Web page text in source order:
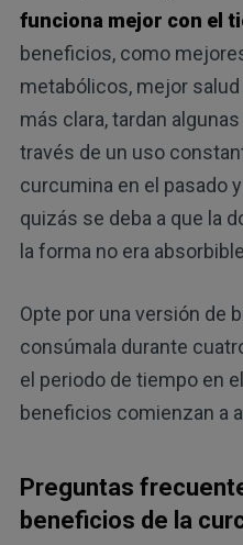
funciona mejor con el
beneficios, como
metabólicos, mejor
más clara, tardan
través de un uso
curcumina en el pasado
quizás se deba a que la
la forma no era
Opte por una versión de
consúmala durante
el periodo de tiempo en
beneficios comienzan a
Preguntas
beneficios de la